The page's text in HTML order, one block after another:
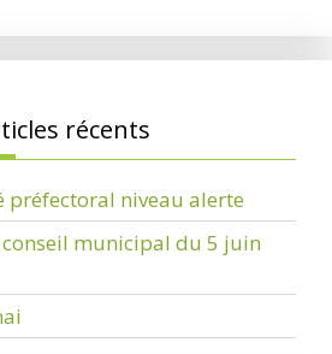
récents
préfectoral niveau alerte
municipal du 5 juin